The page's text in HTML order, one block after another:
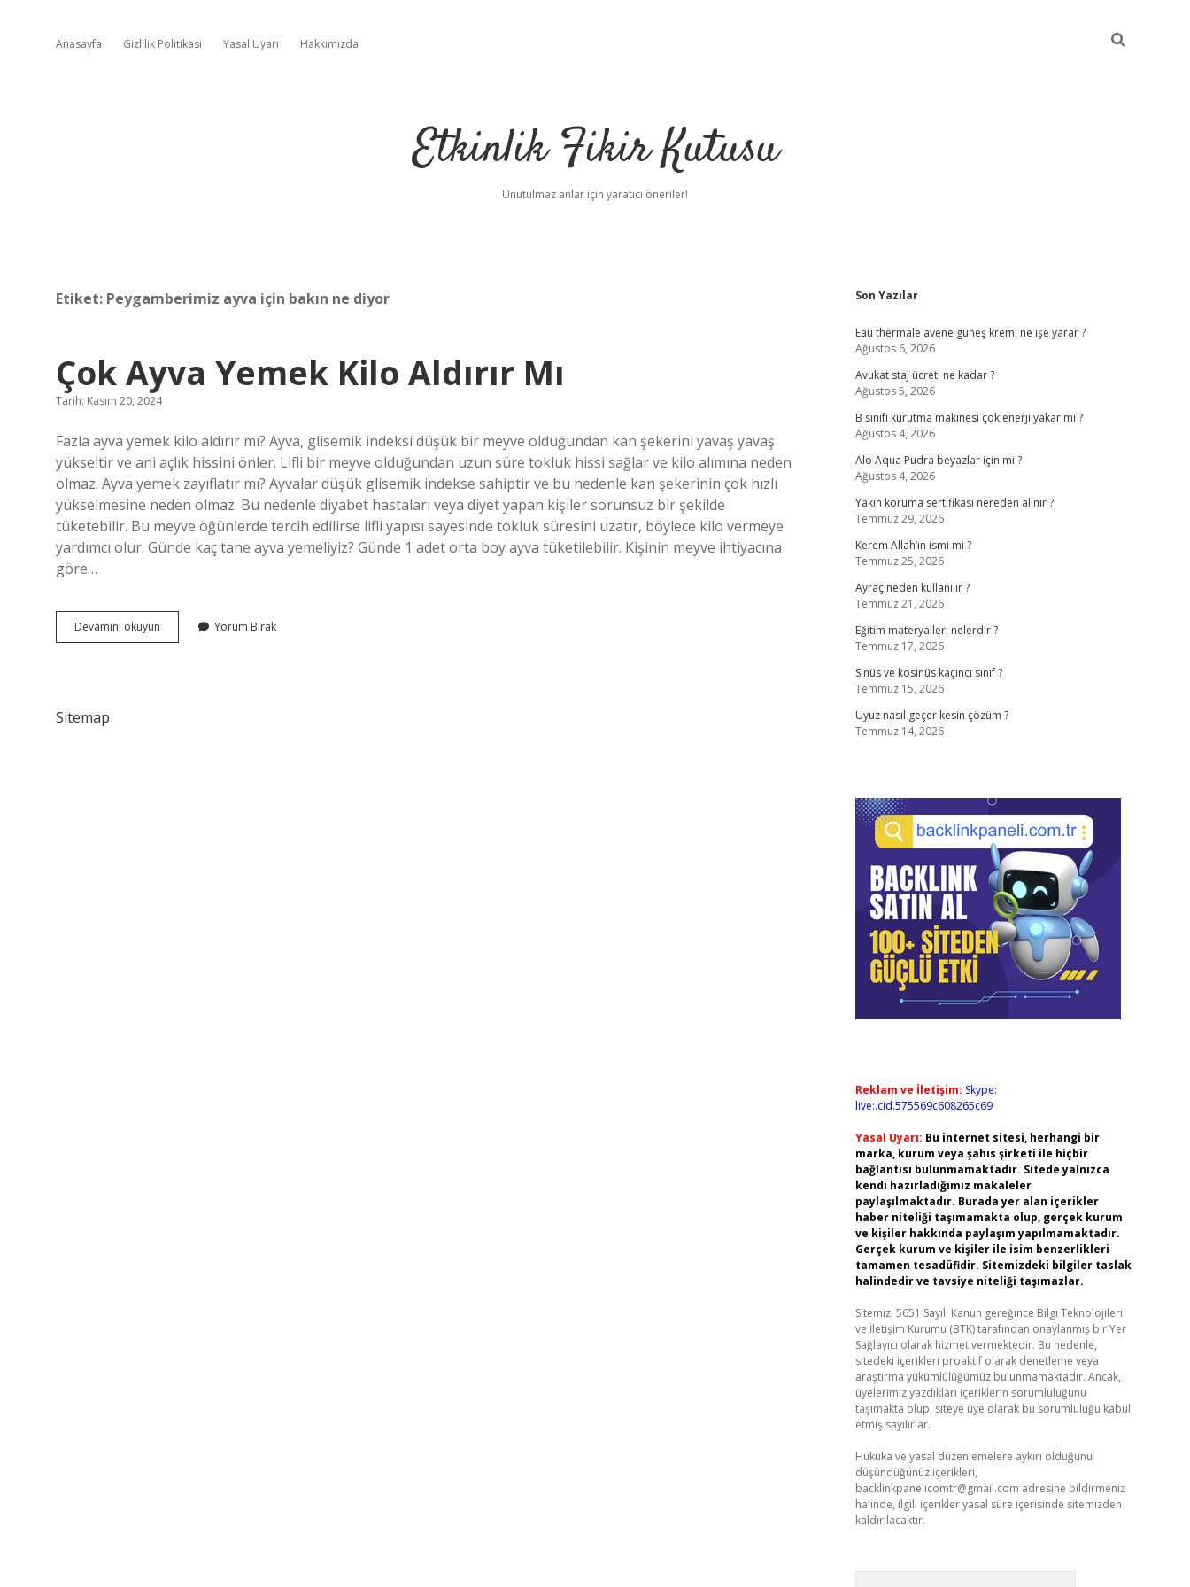
Anasayfa Gizlilik Politikası Yasal Uyarı Hakkımızda
Etkinlik Fikir Kutusu
Unutulmaz anlar için yaratıcı öneriler!
Etiket: Peygamberimiz ayva için bakın ne diyor
Çok Ayva Yemek Kilo Aldırır Mı
Tarih: Kasım 20, 2024
Fazla ayva yemek kilo aldırır mı? Ayva, glisemik indeksi düşük bir meyve olduğundan kan şekerini yavaş yavaş
yükseltir ve ani açlık hissini önler. Lifli bir meyve olduğundan uzun süre tokluk hissi sağlar ve kilo alımına neden
olmaz. Ayva yemek zayıflatır mı? Ayvalar düşük glisemik indekse sahiptir ve bu nedenle kan şekerinin çok hızlı
yükselmesine neden olmaz. Bu nedenle diyabet hastaları veya diyet yapan kişiler sorunsuz bir şekilde
tüketebilir. Bu meyve öğünlerde tercih edilirse lifli yapısı sayesinde tokluk süresini uzatır, böylece kilo vermeye
yardımcı olur. Günde kaç tane ayva yemeliyiz? Günde 1 adet orta boy ayva tüketilebilir. Kişinin meyve ihtiyacına
göre…
Devamını okuyun
Ayva
Yorum Bırak
Sitemap
Sidebar
Son Yazılar
Eau thermale avene güneş kremi ne işe yarar ?
Ağustos 6, 2026
Avukat staj ücreti ne kadar ?
Ağustos 5, 2026
B sınıfı kurutma makinesi çok enerji yakar mı ?
Ağustos 4, 2026
Alo Aqua Pudra beyazlar için mi ?
Ağustos 4, 2026
Yakın koruma sertifikası nereden alınır ?
Temmuz 29, 2026
Kerem Allah’ın ismi mi ?
Temmuz 25, 2026
Ayraç neden kullanılır ?
Temmuz 21, 2026
Eğitim materyalleri nelerdir ?
Temmuz 17, 2026
Sinüs ve kosinüs kaçıncı sınıf ?
Temmuz 15, 2026
Uyuz nasıl geçer kesin çözüm ?
Temmuz 14, 2026
Reklam ve İletişim: Skype:
live:.cid.575569c608265c69
Yasal Uyarı: Bu internet sitesi, herhangi bir
marka, kurum veya şahıs şirketi ile hiçbir
bağlantısı bulunmamaktadır. Sitede yalnızca
kendi hazırladığımız makaleler
paylaşılmaktadır. Burada yer alan içerikler
haber niteliği taşımamakta olup, gerçek kurum
ve kişiler hakkında paylaşım yapılmamaktadır.
Gerçek kurum ve kişiler ile isim benzerlikleri
tamamen tesadüfidir. Sitemizdeki bilgiler taslak
halindedir ve tavsiye niteliği taşımazlar.
Sitemiz, 5651 Sayılı Kanun gereğince Bilgi Teknolojileri
ve İletişim Kurumu (BTK) tarafından onaylanmış bir Yer
Sağlayıcı olarak hizmet vermektedir. Bu nedenle,
sitedeki içerikleri proaktif olarak denetleme veya
araştırma yükümlülüğümüz bulunmamaktadır. Ancak,
üyelerimiz yazdıkları içeriklerin sorumluluğunu
taşımakta olup, siteye üye olarak bu sorumluluğu kabul
etmiş sayılırlar.
Hukuka ve yasal düzenlemelere aykırı olduğunu
düşündüğünüz içerikleri,
backlinkpanelicomtr@gmail.com adresine bildirmeniz
halinde, ilgili içerikler yasal süre içerisinde sitemizden
kaldırılacaktır.